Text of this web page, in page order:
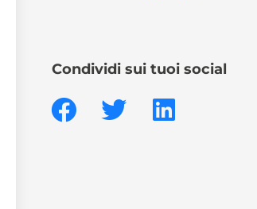
Condividi sui tuoi social